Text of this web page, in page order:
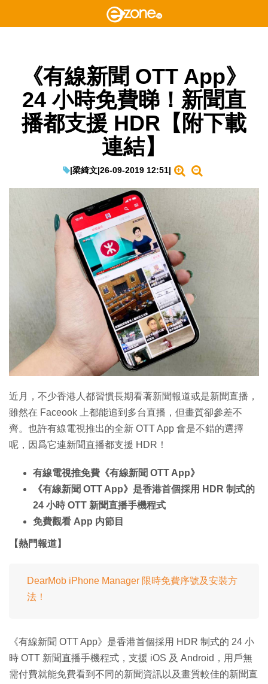
《有線新聞 OTT App》
24 小時免費睇！新聞直
播都支援 HDR【附下載
連結】
|梁綺文|26-09-2019 12:51|
近月，不少香港人都習慣長期看著新聞報道或是新聞直播，
雖然在 Faceook 上都能追到多台直播，但畫質卻參差不
齊。也許有線電視推出的全新 OTT App 會是不錯的選擇
呢，因爲它連新聞直播都支援 HDR！
有線電視推免費《有線新聞 OTT App》
《有線新聞 OTT App》是香港首個採用 HDR 制式的
24 小時 OTT 新聞直播手機程式
免費觀看 App 内節目
【熱門報道】
DearMob iPhone Manager 限時免費序號及安裝方
法！
《有線新聞 OTT App》是香港首個採用 HDR 制式的 24 小
時 OTT 新聞直播手機程式，支援 iOS 及 Android，用戶無
需付費就能免費看到不同的新聞資訊以及畫質較佳的新聞直